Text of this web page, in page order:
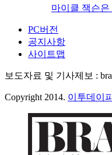
마이클 잭슨
PC버전
공지사항
사이트맵
보도자료 및 기사제보 :
Copyright 2014. 이투데이